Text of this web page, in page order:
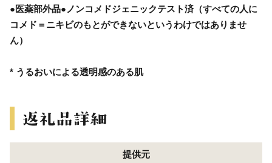
●医薬部外品●ノンコメドジェニックテスト済（すべての人に
コメド＝ニキビのもとができないというわけではありませ
ん）
* うるおいによる透明感のある肌
提供元